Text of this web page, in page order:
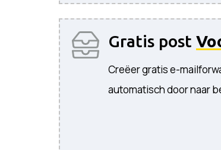
Gratis post
Creëer gratis e-
automatisch door naar